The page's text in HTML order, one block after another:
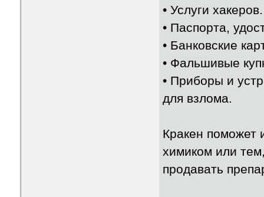
• Услуги хакеров.
• Паспорта,
• Банковские
• Фальшивые
• Приборы и
для взлома.
Кракен поможет
химиком или
продавать